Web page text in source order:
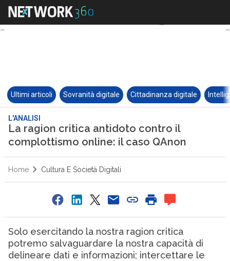
Ultimi articoli Sovranità digitale Cittadinanza digitale
L'ANALISI
La ragion critica antidoto contro il
complottismo online: il caso QAnon
Home Cultura E Società Digitali
Solo esercitando la nostra ragion critica
potremo salvaguardare la nostra capacità di
delineare dati e informazioni; intercettare le